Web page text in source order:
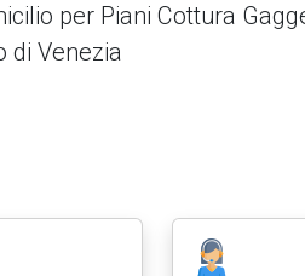
per Piani Cottura
di Venezia